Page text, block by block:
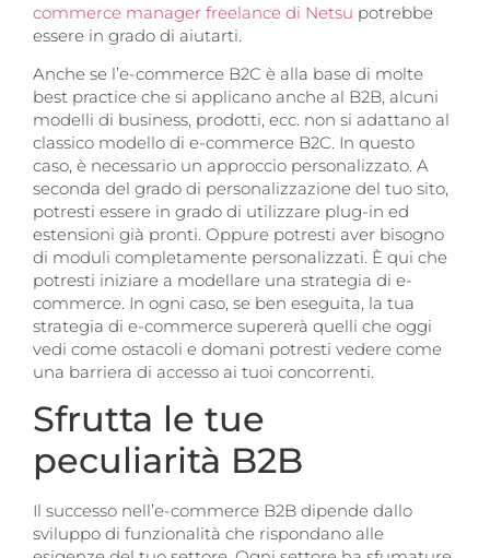
commerce manager freelance di Netsu potrebbe
essere in grado di aiutarti.
Anche se l’e-commerce B2C è alla base di molte
best practice che si applicano anche al B2B, alcuni
modelli di business, prodotti, ecc. non si adattano al
classico modello di e-commerce B2C. In questo
caso, è necessario un approccio personalizzato. A
seconda del grado di personalizzazione del tuo sito,
potresti essere in grado di utilizzare plug-in ed
estensioni già pronti. Oppure potresti aver bisogno
di moduli completamente personalizzati. È qui che
potresti iniziare a modellare una strategia di e-
commerce. In ogni caso, se ben eseguita, la tua
strategia di e-commerce supererà quelli che oggi
vedi come ostacoli e domani potresti vedere come
una barriera di accesso ai tuoi concorrenti.
Sfrutta le tue
peculiarità B2B
Il successo nell’e-commerce B2B dipende dallo
sviluppo di funzionalità che rispondano alle